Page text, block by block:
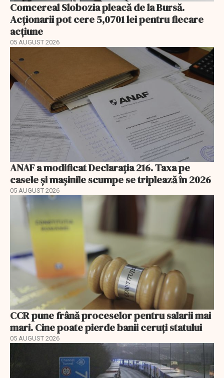
Comcereal Slobozia pleacă de la Bursă.
Acționarii pot cere 5,0701 lei pentru fiecare
acțiune
05 AUGUST 2026
ANAF a modificat Declarația 216. Taxa pe
casele și mașinile scumpe se triplează în 2026
05 AUGUST 2026
CCR pune frână proceselor pentru salarii mai
mari. Cine poate pierde banii ceruți statului
05 AUGUST 2026